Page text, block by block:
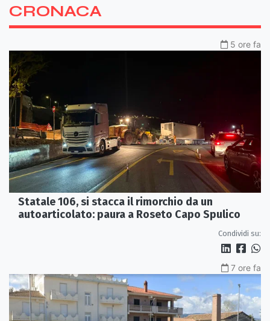
CRONACA
5 ore fa
Statale 106, si stacca il rimorchio da un
autoarticolato: paura a Roseto Capo Spulico
Condividi su:
7 ore fa